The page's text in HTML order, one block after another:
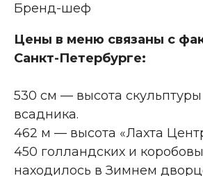
Бренд-шеф
Цены в меню связаны с
Санкт-Петербурге:
530 см — высота
всадника.
462 м — высота «Лахта
450 голландских и
находилось в Зимнем